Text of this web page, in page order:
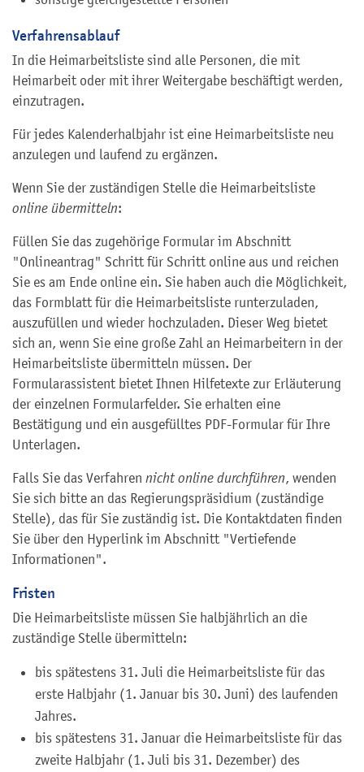
Verfahrensablauf
In die Heimarbeitsliste sind alle Personen, die mit
Heimarbeit oder mit ihrer Weitergabe beschäftigt werden,
einzutragen.
Für jedes Kalenderhalbjahr ist eine Heimarbeitsliste neu
anzulegen und laufend zu ergänzen.
Wenn Sie der zuständigen Stelle die Heimarbeitsliste
online übermitteln:
Füllen Sie das zugehörige Formular im Abschnitt
"Onlineantrag" Schritt für Schritt online aus und reichen
Sie es am Ende online ein. Sie haben auch die Möglichkeit,
das Formblatt für die Heimarbeitsliste runterzuladen,
auszufüllen und wieder hochzuladen. Dieser Weg bietet
sich an, wenn Sie eine große Zahl an Heimarbeitern in der
Heimarbeitsliste übermitteln müssen. Der
Formularassistent bietet Ihnen Hilfetexte zur Erläuterung
der einzelnen Formularfelder. Sie erhalten eine
Bestätigung und ein ausgefülltes PDF-Formular für Ihre
Unterlagen.
Falls Sie das Verfahren nicht online durchführen, wenden
Sie sich bitte an das Regierungspräsidium (zuständige
Stelle), das für Sie zuständig ist. Die Kontaktdaten finden
Sie über den Hyperlink im Abschnitt "Vertiefende
Informationen".
Fristen
Die Heimarbeitsliste müssen Sie halbjährlich an die
zuständige Stelle übermitteln:
bis spätestens 31. Juli die Heimarbeitsliste für das
erste Halbjahr (1. Januar bis 30. Juni) des laufenden
Jahres.
bis spätestens 31. Januar die Heimarbeitsliste für das
zweite Halbjahr (1. Juli bis 31. Dezember) des